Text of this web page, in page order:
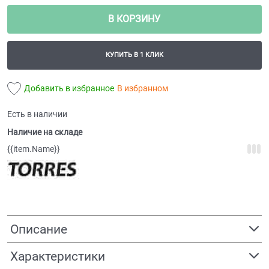
В КОРЗИНУ
КУПИТЬ В 1 КЛИК
Добавить в избранное В избранном
Есть в наличии
Наличие на складе
{{item.Name}}
Описание
Характеристики